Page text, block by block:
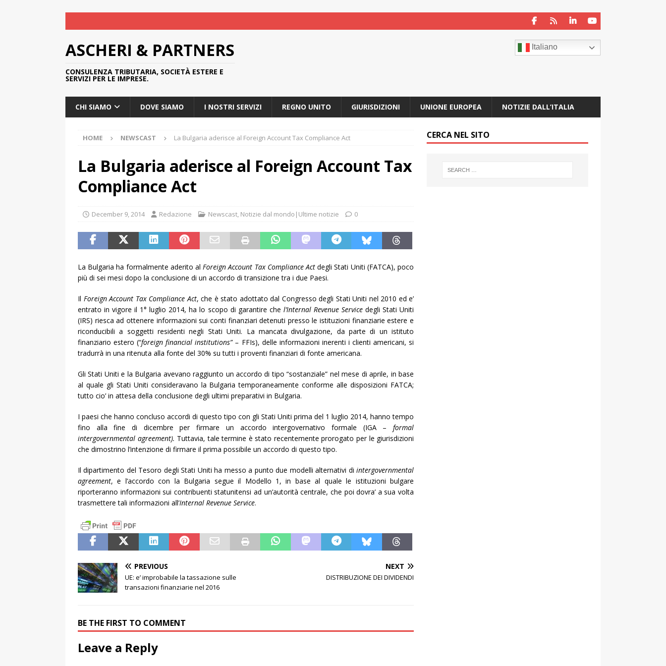
ASCHERI & PARTNERS
CONSULENZA TRIBUTARIA, SOCIETÀ ESTERE E
SERVIZI PER LE IMPRESE.
Italiano
CHI SIAMO DOVE SIAMO I NOSTRI SERVIZI REGNO UNITO GIURISDIZIONI UNIONE EUROPEA NOTIZIE DALL’ITALIA
HOME NEWSCAST La Bulgaria aderisce al Foreign Account Tax Compliance Act
La Bulgaria aderisce al Foreign Account Tax
Compliance Act
December 9, 2014 Redazione Newscast, Notizie dal mondo|Ultime notizie 0
La Bulgaria ha formalmente aderito alForeign Account Tax Compliance Act degli Stati Uniti (FATCA), poco
più di sei mesi dopo la conclusione di un accordo di transizione tra i due Paesi.
Il Foreign Account Tax Compliance Act, che è stato adottato dal Congresso degli Stati Uniti nel 2010 ed e’
entrato in vigore il 1° luglio 2014, ha lo scopo di garantire che l’Internal Revenue Servicedegli Stati Uniti
(IRS) riesca ad ottenere informazioni sui conti finanziari detenuti presso le istituzioni finanziarie estere e
riconducibili a soggetti residenti negli Stati Uniti. La mancata divulgazione, da parte di un istituto
finanziario estero (“foreign financial institutions”– FFIs), delle informazioni inerenti i clienti americani, si
tradurrà in una ritenuta alla fonte del 30% su tutti i proventi finanziari di fonte americana.
Gli Stati Uniti e la Bulgaria avevano raggiunto un accordo di tipo “sostanziale” nel mese di aprile, in base
al quale gli Stati Uniti consideravano la Bulgaria temporaneamente conforme alle disposizioni FATCA;
tutto cio’ in attesa della conclusione degli ultimi preparativi in Bulgaria.
I paesi che hanno concluso accordi di questo tipo con gli Stati Uniti prima del 1 luglio 2014, hanno tempo
fino alla fine di dicembre per firmare un accordo intergovernativo formale (IGA –formal
intergovernmental agreement). Tuttavia, tale termine è stato recentemente prorogato per le giurisdizioni
che dimostrino l’intenzione di firmare il prima possibile un accordo di questo tipo.
Il dipartimento del Tesoro degli Stati Uniti ha messo a punto due modelli alternativi diintergovernmental
agreement, e l’accordo con la Bulgaria segue il Modello 1, in base al quale le istituzioni bulgare
riporteranno informazioni sui contribuenti statunitensi ad un’autorità centrale, che poi dovra’ a sua volta
trasmettere tali informazioni all’Internal Revenue Service.
PREVIOUS
UE: e’ improbabile la tassazione sulle
transazioni finanziarie nel 2016
NEXT
DISTRIBUZIONE DEI DIVIDENDI
BE THE FIRST TO COMMENT
Leave a Reply
CERCA NEL SITO